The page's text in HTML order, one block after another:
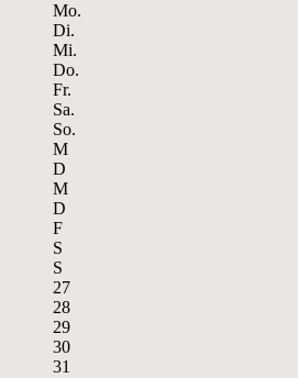
Mo.
Di.
Mi.
Do.
Fr.
Sa.
So.
M
D
M
D
F
S
S
27
28
29
30
31